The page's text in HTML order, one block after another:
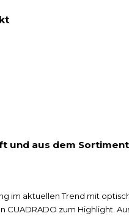
und aus dem
im aktuellen Trend mit
zum Highlight.